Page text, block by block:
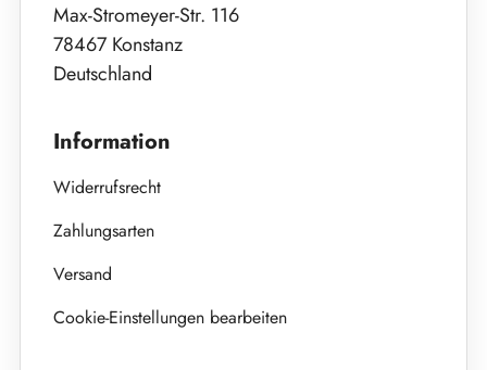
Max-Stromeyer-Str. 116
78467 Konstanz
Deutschland
Information
Widerrufsrecht
Zahlungsarten
Versand
Cookie-Einstellungen bearbeiten